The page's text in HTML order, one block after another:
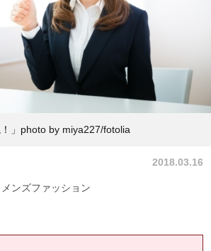
！」photo by miya227/fotolia
2018.03.16
メンズファッション